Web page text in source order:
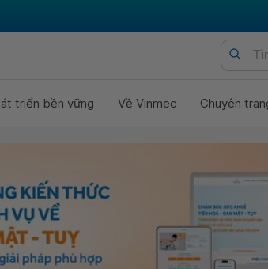
triển bền vững Về Vinmec Chuyên